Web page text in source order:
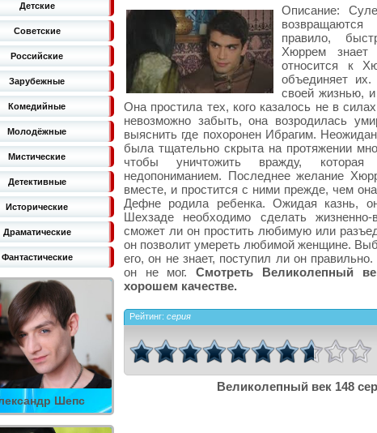
Детские
Советские
Российские
Зарубежные
Комедийные
Молодёжные
Мистические
Детективные
Исторические
Драматические
Фантастические
Шепс
Описание:
правило,
Хюррем
относится к
объединяет
своей жизнью, и
Она простила тех, кого казалось не в
невозможно забыть, она возродилась
выяснить где похоронен Ибрагим.
была тщательно скрыта на протяжении
чтобы уничтожить вражду, которая
недопониманием. Последнее желание
вместе, и простится с ними прежде, чем
Дефне родила ребенка. Ожидая казнь,
Шехзаде необходимо сделать
сможет ли он простить любимую или
он позволит умереть любимой женщине.
его, он не знает, поступил ли он
он не мог.Смотреть Великолепный
хорошем качестве.
Рейтинг: серия
Великолепный век 148